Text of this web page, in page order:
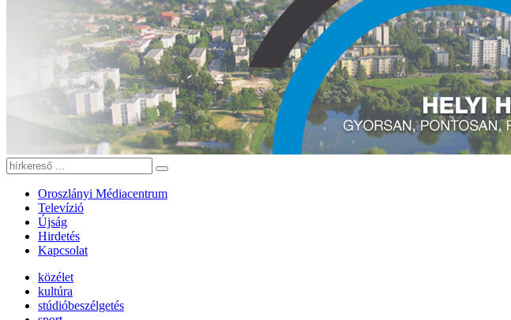
Oroszlányi Médiacentrum
Televízió
Újság
Hirdetés
Kapcsolat
közélet
kultúra
stúdióbeszélgetés